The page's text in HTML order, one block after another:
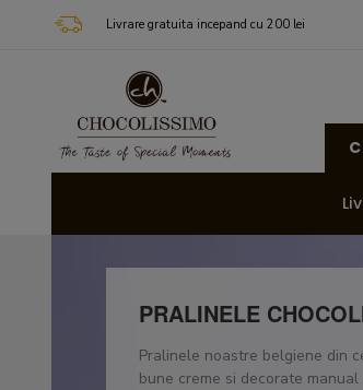
Livrare gratuita incepand cu 200 lei
PRALINELE
Pralinele noastre belgiene din
bune creme si decorate